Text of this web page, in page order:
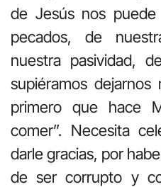
de Jesús nos
pecados, de
nuestra pasividad,
supiéramos
primero que hace
comer”. Necesita
darle gracias, por
de ser corrupto y